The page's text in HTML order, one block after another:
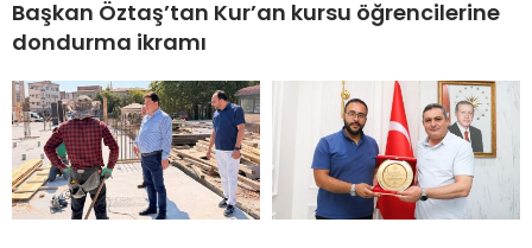
Başkan Öztaş’tan Kur’an kursu öğrencilerine
dondurma ikramı